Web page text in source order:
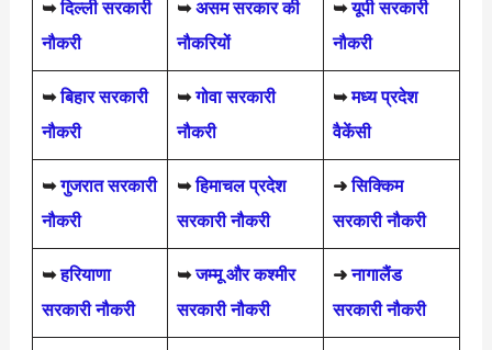
➥ दिल्ली सरकारी
नौकरी
➥असम सरकार की
नौकरियों
➥ यूपी सरकारी
नौकरी
➥बिहार सरकारी
नौकरी
➥गोवा सरकारी
नौकरी
➥ मध्य प्रदेश
वैकेंसी
➥ गुजरात सरकारी
नौकरी
➥हिमाचल प्रदेश
सरकारी नौकरी
➜ सिक्किम
सरकारी नौकरी
➥हरियाणा
सरकारी नौकरी
➥जम्मू और कश्मीर
सरकारी नौकरी
➜ नागालैंड
सरकारी नौकरी